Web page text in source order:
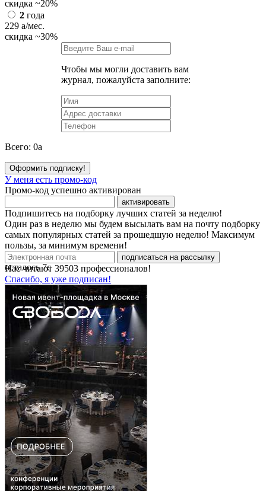
скидка ~20%
2 года
229 a/мес.
скидка ~30%
Чтобы мы могли доставить вам
журнал, пожалуйста заполните:
Всего: 0a
Оформить подписку!
У меня есть промо-код
Промо-код успешно активирован
активировать
Подпишитесь на подборку лучших статей за неделю!
Один раз в неделю мы будем высылать вам на почту подборку
самых популярных статей за прошедшую неделю! Максимум
пользы, за минимум времени!
подписаться на рассылку
Нас читают 39503 профессионалов!
Спасибо, я уже подписан!
осталось7с